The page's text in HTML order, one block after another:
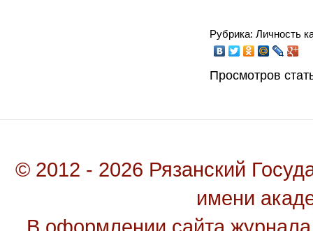
Рубрика: Личность
Просмотров
© 2012 - 2026 Рязанский
имени